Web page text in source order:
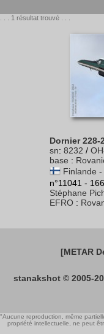
. . . 1 résultat trouvé . . .
Dornier 228-
sn: 8232 /
base :
Finlande
n°11041 -
Stéphane
EFRO :
[METAR
stanakshot © 2005-
"Aucune reproduction, même
propriété intellectuelle, ne peut